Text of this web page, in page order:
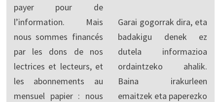
payer pour de
l’information. Mais
nous sommes financés
par les dons de nos
lectrices et lecteurs, et
les abonnements au
mensuel papier : nous
Garai gogorrak dira, eta
badakigu denek ez
dutela informazioa
ordaintzeko ahalik.
Baina irakurleen
emaitzek eta paperezko